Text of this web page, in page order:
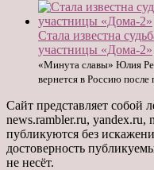
Стала известна
участницы «Дома-2»
«Минута славы» Юлия
вернется в Россию
Сайт представляет собой
news.rambler.ru,
публикуются без
достоверность
не несёт.